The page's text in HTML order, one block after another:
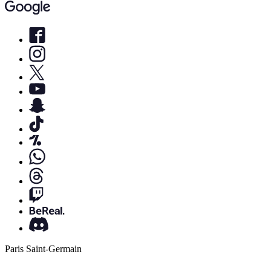
Paris Saint-Germain